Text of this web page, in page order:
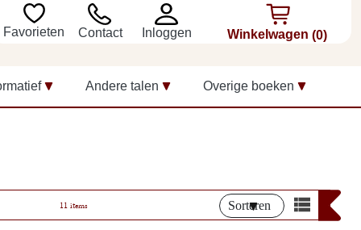
Favorieten Contact Inloggen Winkelwagen (0)
Andere talen Overige boeken
11 items Sorteren